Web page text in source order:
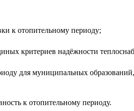
к отопительному периоду;
критериев надёжности
для муниципальных
к отопительному периоду.